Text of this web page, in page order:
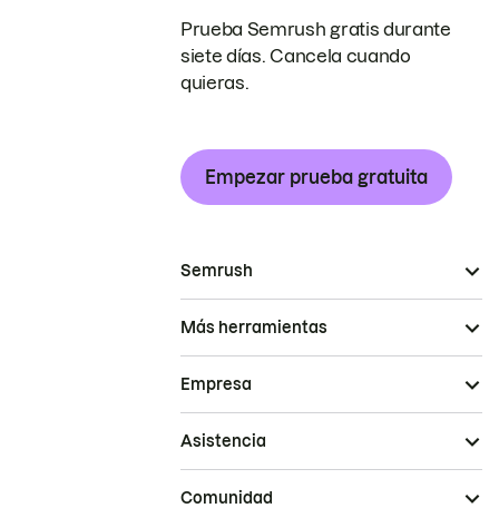
Prueba Semrush gratis durante
siete días. Cancela cuando
quieras.
Empezar prueba gratuita
Semrush
Más herramientas
Empresa
Asistencia
Comunidad